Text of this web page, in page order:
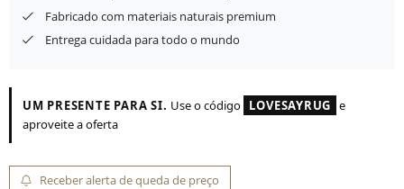
Fabricado com materiais naturais premium
Entrega cuidada para todo o mundo
UM PRESENTE PARA SI. Use o código LOVESAYRUG e
aproveite a oferta
Receber alerta de queda de preço